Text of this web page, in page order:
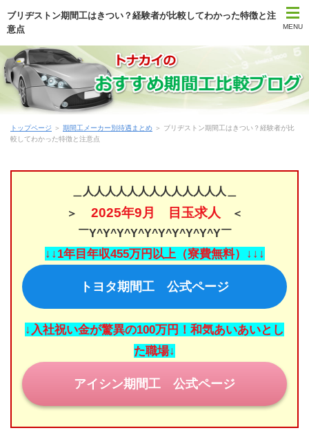
ブリヂストン期間工はきつい？経験者が比較してわかった特徴と注
意点
MENU
トップページ
期間工比較ランキング
はじめて期間工に応募する方
期間工メーカー別待遇まとめ
期間工Q＆A
期間工コラム
期間工の休日
トップページ ＞ 期間工メーカー別待遇まとめ ＞ ブリヂストン期間工はきつい？経験者が比
較してわかった特徴と注意点
＿人人人人人人人人人人人人人＿
＞ 2025年9月 目玉求人
＜
￣Y^Y^Y^Y^Y^Y^Y^Y^Y^Y￣
↓↓1年目年収455万円以上（寮費無料）↓↓↓
トヨタ期間工 公式ページ
↓入社祝い金が驚異の100万円！和気あいあいとし
た職場↓
アイシン期間工 公式ページ